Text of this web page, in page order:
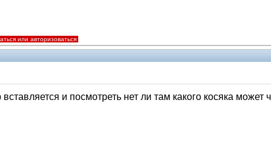
или авторизоваться
и посмотреть нет ли там какого косяка может